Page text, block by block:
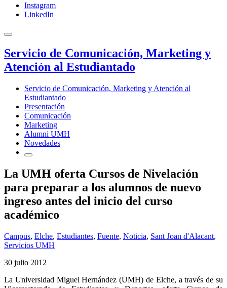
Instagram
LinkedIn
Servicio de Comunicación, Marketing y
Atención al Estudiantado
Servicio de Comunicación, Marketing y Atención al
Estudiantado
Presentación
Comunicación
Marketing
Alumni UMH
Novedades
La UMH oferta Cursos de Nivelación
para preparar a los alumnos de nuevo
ingreso antes del inicio del curso
académico
Campus, Elche, Estudiantes, Fuente, Noticia, Sant Joan d'Alacant,
Servicios UMH
30 julio 2012
La Universidad Miguel Hernández (UMH) de Elche, a través de su